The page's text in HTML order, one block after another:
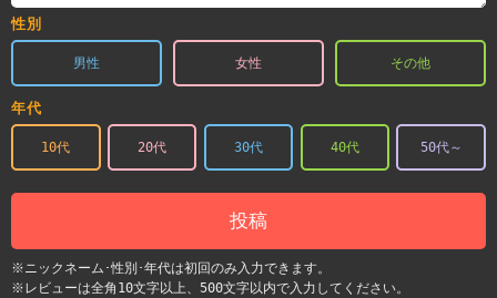
性別
男性 女性 その他
年代
10代 20代 30代 40代 50代～
投稿
※ニックネーム･性別･年代は初回のみ入力できます。
※レビューは全角10文字以上、500文字以内で入力してください。